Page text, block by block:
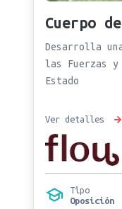
Cuerpo
Desarrolla
las Fuerzas y
Estado
Ver detalles
Tipo
Oposición